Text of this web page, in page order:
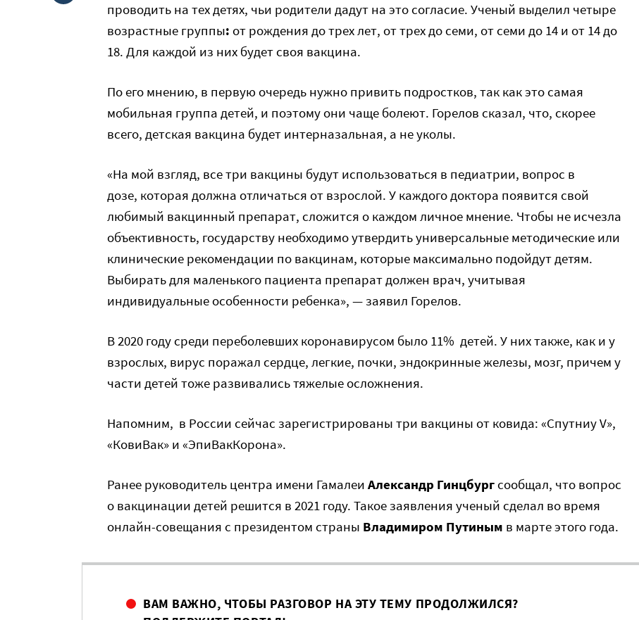
проводить на тех детях, чьи родители дадут на это согласие. Ученый выделил четыре
возрастные группы: от рождения до трех лет, от трех до семи, от семи до 14 и от 14 до
18. Для каждой из них будет своя вакцина.
По его мнению, в первую очередь нужно привить подростков, так как это самая
мобильная группа детей, и поэтому они чаще болеют. Горелов сказал, что, скорее
всего, детская вакцина будет интерназальная, а не уколы.
«На мой взгляд, все три вакцины будут использоваться в педиатрии, вопрос в
дозе, которая должна отличаться от взрослой. У каждого доктора появится свой
любимый вакцинный препарат, сложится о каждом личное мнение. Чтобы не исчезла
объективность, государству необходимо утвердить универсальные методические или
клинические рекомендации по вакцинам, которые максимально подойдут детям.
Выбирать для маленького пациента препарат должен врач, учитывая
индивидуальные особенности ребенка», — заявил Горелов.
В 2020 году среди переболевших коронавирусом было 11% детей. У них также, как и у
взрослых, вирус поражал сердце, легкие, почки, эндокринные железы, мозг, причем у
части детей тоже развивались тяжелые осложнения.
Напомним, в России сейчас зарегистрированы три вакцины от ковида: «Спутниу V»,
«КовиВак» и «ЭпиВакКорона».
Ранее руководитель центра имени Гамалеи Александр Гинцбургсообщал, что вопрос
о вакцинации детей решится в 2021 году. Такое заявления ученый сделал во время
онлайн-совещания с президентом страны Владимиром Путиным в марте этого года.
ВАМ ВАЖНО, ЧТОБЫ РАЗГОВОР НА ЭТУ ТЕМУ ПРОДОЛЖИЛСЯ?